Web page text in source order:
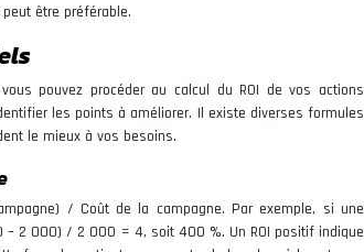
être préférable.
pouvez procéder au calcul du ROI de vos actions
les points à améliorer. Il existe diverses formules
le mieux à vos besoins.
/ Coût de la campagne. Par exemple, si une
– 2 000) / 2 000 = 4, soit 400 %. Un ROI positif indique